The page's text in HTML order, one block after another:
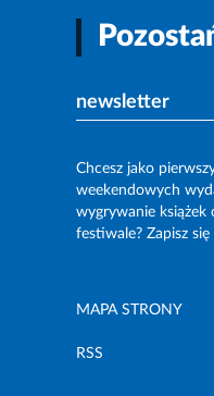
newsletter
Chcesz jako
weekendowych
wygrywanie
festiwale? Zapisz
MAPA STRONY
RSS